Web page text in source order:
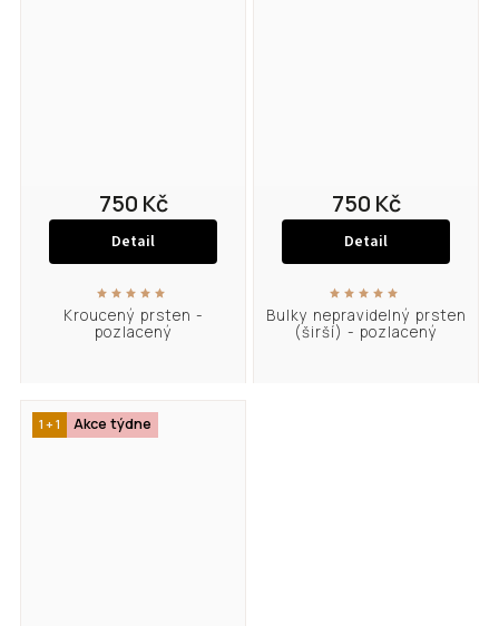
Kroucený prsten -
pozlacený
750 Kč
Detail
Bulky nepravidelný prsten
(širší) - pozlacený
750 Kč
Detail
Akce týdne
1 + 1